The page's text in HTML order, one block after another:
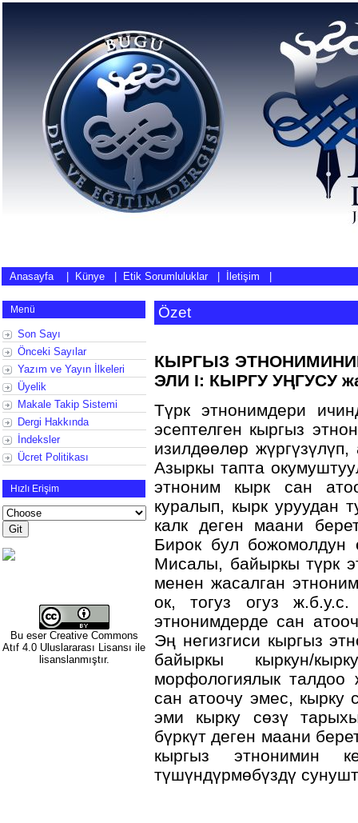
Anasayfa| Künye Etik Sorumluluklar İletişim
Menü
Son Sayı
Önceki Sayılar
Yazım ve Yayın İlkeleri
Üyelik
Makale Takip Sistemi
Dergi Hakkında
İndeksler
Ücret Politikası
Hızlı Erişim
Bu eser Creative Commons
Atıf 4.0 Uluslararası Lisansı ile
lisanslanmıştır.
Özet
КЫРГЫЗ
ЭЛИ I: КЫРГУ УҢГУСУ
Түрк этнонимдери
эсептелген кыргыз
изилдөөлөр
Азыркы тапта
этноним кырк сан
куралып, кырк уруудан
калк деген маани
Бирок бул божомолдун
Мисалы, байыркы түрк
менен жасалган
ок, тогуз огуз
этнонимдерде сан
Эң негизгиси кыргыз
байыркы кыркун/
морфологиялык талдоо
сан атоочу эмес, кырку
эми кырку сөзү
бүркүт деген маани
кыргыз этнонимин
түшүндүрмөбүздү